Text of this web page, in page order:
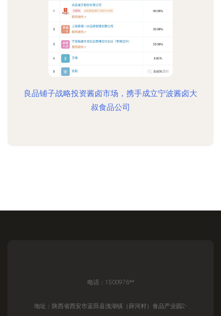
良品铺子战略投资酱卤市场，携手成立宁波酱卤大
叔食品公司
电话：1500976**
地址：陕西省西安市蓝田县洩湖镇（薛河村）食品产业园2-